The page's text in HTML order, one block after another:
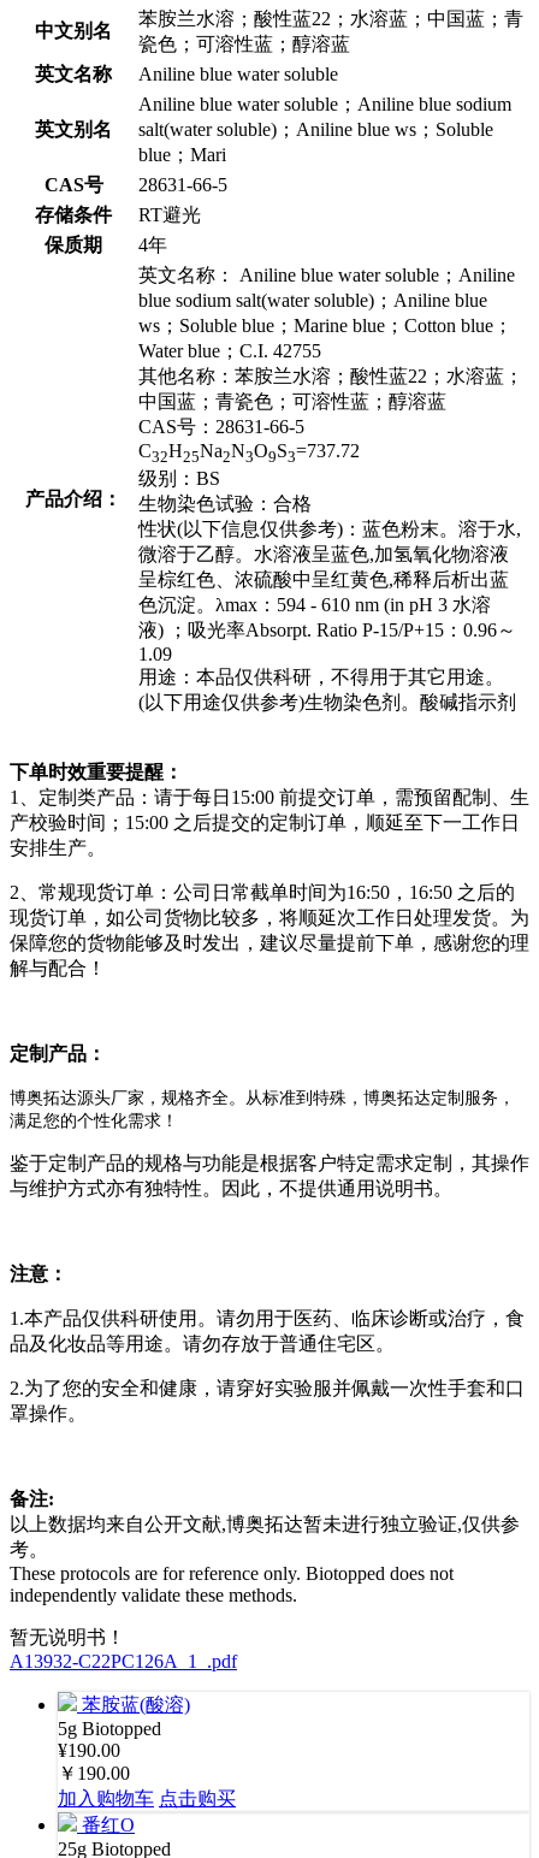
中文别名
苯胺兰水溶；酸性蓝22；水溶蓝；中国蓝；青
瓷色；可溶性蓝；醇溶蓝
英文名称
Aniline blue water soluble
英文别名
Aniline blue water soluble；Aniline blue sodium
salt(water soluble)；Aniline blue ws；Soluble
blue；Mari
CAS号
28631-66-5
存储条件
RT避光
保质期
4年
产品介绍：
英文名称： Aniline blue water soluble；Aniline
blue sodium salt(water soluble)；Aniline blue
ws；Soluble blue；Marine blue；Cotton blue；
Water blue；C.I. 42755
其他名称：苯胺兰水溶；酸性蓝22；水溶蓝；
中国蓝；青瓷色；可溶性蓝；醇溶蓝
CAS号：28631-66-5
C32H25Na2N3O9S3=737.72
级别：BS
生物染色试验：合格
性状(以下信息仅供参考)：蓝色粉末。溶于水,
微溶于乙醇。水溶液呈蓝色,加氢氧化物溶液
呈棕红色、浓硫酸中呈红黄色,稀释后析出蓝
色沉淀。λmax：594 - 610 nm (in pH 3 水溶
液) ；吸光率Absorpt. Ratio P-15/P+15：0.96～
1.09
用途：本品仅供科研，不得用于其它用途。
(以下用途仅供参考)生物染色剂。酸碱指示剂
下单时效重要提醒：
1、定制类产品：请于每日15:00 前提交订单，需预留配制、生
产校验时间；15:00 之后提交的定制订单，顺延至下一工作日
安排生产。
2、常规现货订单：公司日常截单时间为16:50，16:50 之后的
现货订单，如公司货物比较多，将顺延次工作日处理发货。为
保障您的货物能够及时发出，建议尽量提前下单，感谢您的理
解与配合！
定制产品：
博奥拓达源头厂家，规格齐全。从标准到特殊，博奥拓达定制服务，
满足您的个性化需求！
鉴于定制产品的规格与功能是根据客户特定需求定制，其操作
与维护方式亦有独特性。因此，不提供通用说明书。
注意：
1.本产品仅供科研使用。请勿用于医药、临床诊断或治疗，食
品及化妆品等用途。请勿存放于普通住宅区。
2.为了您的安全和健康，请穿好实验服并佩戴一次性手套和口
罩操作。
备注:
以上数据均来自公开文献,博奥拓达暂未进行独立验证,仅供参
考。
These protocols are for reference only. Biotopped does not
independently validate these methods.
暂无说明书！
A13932-C22PC126A_1_.pdf
苯胺蓝(酸溶)
5g Biotopped
¥190.00
￥190.00
加入购物车 点击购买
番红O
25g Biotopped